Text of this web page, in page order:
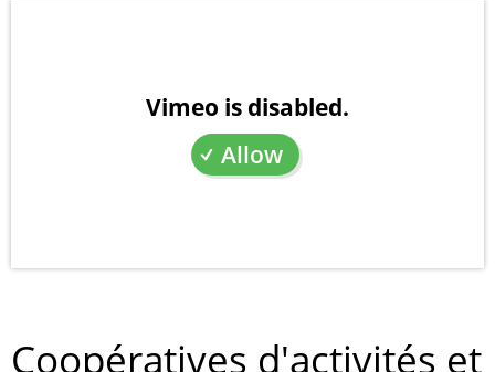
Vimeo is disabled.
Allow
Coopératives d'activités et